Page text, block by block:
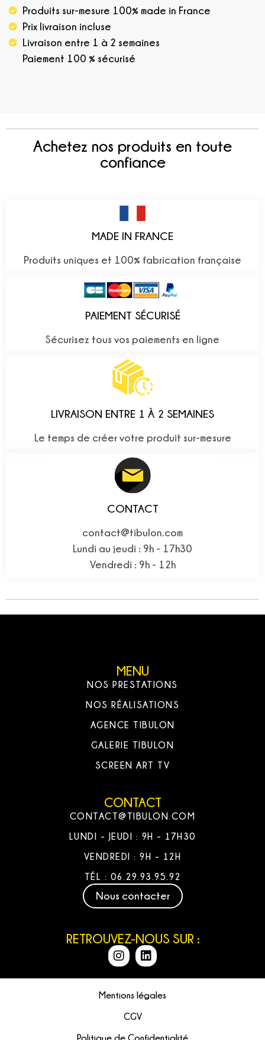
Produits sur-mesure 100% made in France
Prix livraison incluse
Livraison entre 1 à 2 semaines
Paiement 100 % sécurisé
Achetez nos produits en toute
confiance
MADE IN FRANCE
Produits uniques et 100% fabrication française
PAIEMENT SÉCURISÉ
Sécurisez tous vos paiements en ligne
LIVRAISON ENTRE 1 À 2 SEMAINES
Le temps de créer votre produit sur-mesure
CONTACT
contact@tibulon.com
Lundi au jeudi : 9h - 17h30
Vendredi : 9h - 12h
MENU
NOS PRESTATIONS
NOS RÉALISATIONS
AGENCE TIBULON
GALERIE TIBULON
SCREEN ART TV
CONTACT
CONTACT@TIBULON.COM
LUNDI - JEUDI : 9H - 17H30
VENDREDI : 9H - 12H
TÉL : 06.29.93.95.92
Nous contacter
RETROUVEZ-NOUS SUR :
Mentions légales
CGV
Politique de Confidentialité